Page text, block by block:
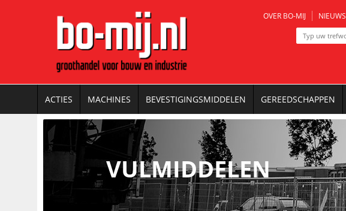
OVER BO-MIJ NIEUWS
ACTIES MACHINES BEVESTIGINGSMIDDELEN GEREEDSCHAPPEN
VULMIDDELEN